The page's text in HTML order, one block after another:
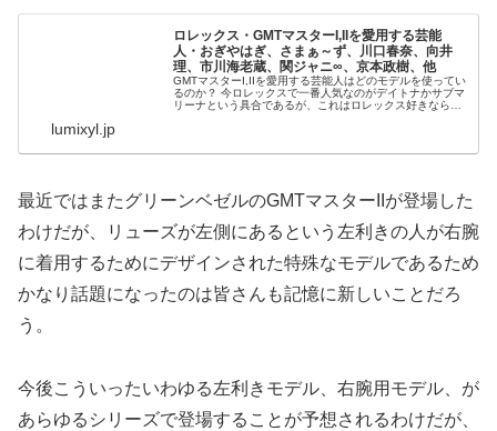
ロレックス・GMTマスターI,IIを愛用する芸能
人・おぎやはぎ、さまぁ～ず、川口春奈、向井
理、市川海老蔵、関ジャニ∞、京本政樹、他
GMTマスターI,IIを愛用する芸能人はどのモデルを使ってい
るのか？ 今ロレックスで一番人気なのがデイトナかサブマ
リーナという具合であるが、これはロレックス好きなら見
lumixyl.jp
最近ではまたグリーンベゼルのGMTマスターIIが登場した
わけだが、リューズが左側にあるという左利きの人が右腕
に着用するためにデザインされた特殊なモデルであるため
かなり話題になったのは皆さんも記憶に新しいことだろ
う。
今後こういったいわゆる左利きモデル、右腕用モデル、が
あらゆるシリーズで登場することが予想されるわけだが、